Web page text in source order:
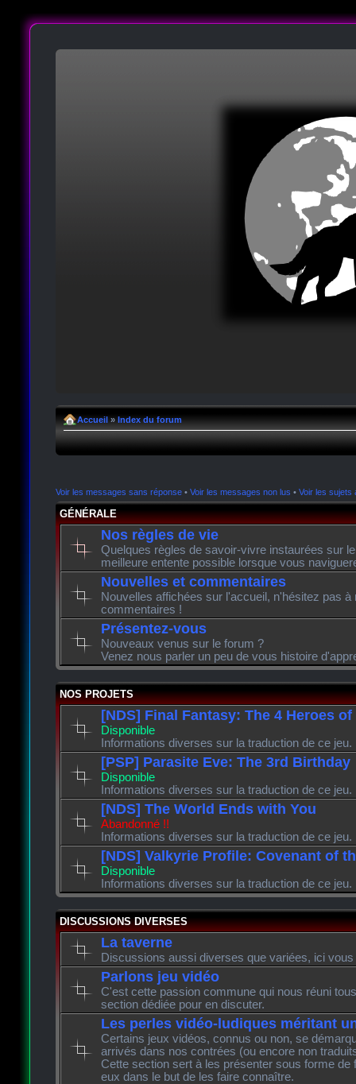
Accueil » Index du forum
Voir les messages sans réponse • Voir les messages non lus • Voir les sujets
GÉNÉRALE
Nos règles de vie
Quelques règles de savoir-vivre instaurées sur
meilleure entente possible lorsque vous
Nouvelles et commentaires
Nouvelles affichées sur l'accueil, n'hésitez pas à
commentaires !
Présentez-vous
Nouveaux venus sur le forum ?
Venez nous parler un peu de vous histoire
NOS PROJETS
[NDS] Final Fantasy: The 4 Heroes
Disponible
Informations diverses sur la traduction de ce jeu.
[PSP] Parasite Eve: The 3rd Birthday
Disponible
Informations diverses sur la traduction de ce jeu.
[NDS] The World Ends with You
Abandonné !!
Informations diverses sur la traduction de ce jeu.
[NDS] Valkyrie Profile: Covenant of
Disponible
Informations diverses sur la traduction de ce jeu.
DISCUSSIONS DIVERSES
La taverne
Discussions aussi diverses que variées, ici
Parlons jeu vidéo
C'est cette passion commune qui nous réuni
section dédiée pour en discuter.
Les perles vidéo-ludiques méritant
Certains jeux vidéos, connus ou non, se
arrivés dans nos contrées (ou encore non
Cette section sert à les présenter sous forme de
eux dans le but de les faire connaître.